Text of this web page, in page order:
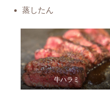
蒸したん
牛ハラミ